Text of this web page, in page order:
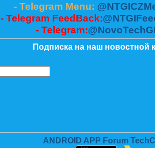
- Telegram Menu:
- Telegram FeedBack:
- Telegram:
Подписка на наш новостной
ANDROID APP Forum